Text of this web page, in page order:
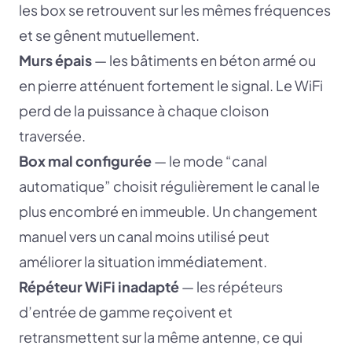
les box se retrouvent sur les mêmes fréquences
et se gênent mutuellement.
Murs épais— les bâtiments en béton armé ou
en pierre atténuent fortement le signal. Le WiFi
perd de la puissance à chaque cloison
traversée.
Box mal configurée— le mode “canal
automatique” choisit régulièrement le canal le
plus encombré en immeuble. Un changement
manuel vers un canal moins utilisé peut
améliorer la situation immédiatement.
Répéteur WiFi inadapté— les répéteurs
d’entrée de gamme reçoivent et
retransmettent sur la même antenne, ce qui